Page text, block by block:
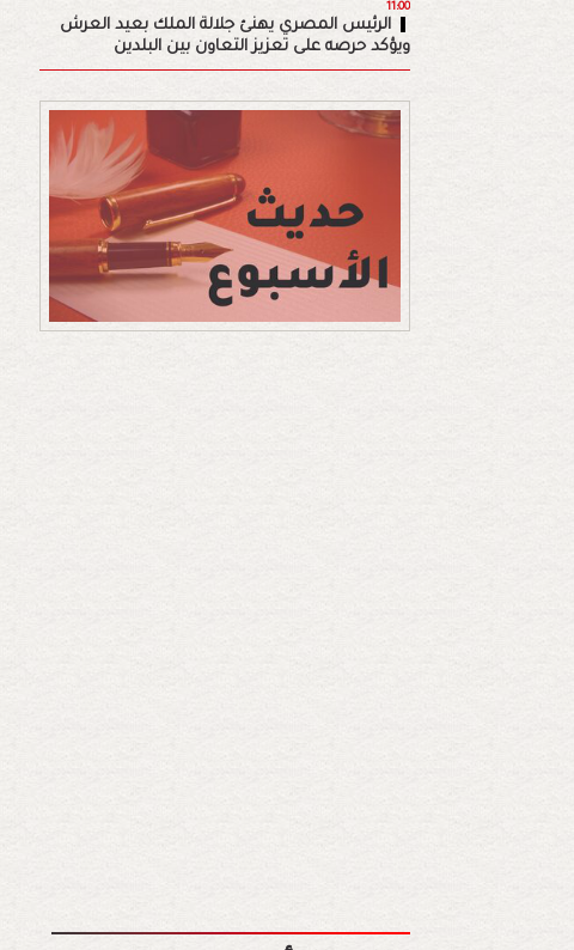
11:00
الرئيس المصري يهنئ جلالة الملك بعيد العرش
ويؤكد حرصه على تعزيز التعاون بين البلدين